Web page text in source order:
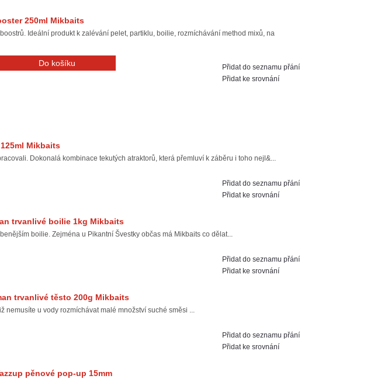
250ml Mikbaits
Ideální produkt k zalévání pelet, partiklu, boilie, rozmíchávání method mixů, na
Přidat do seznamu přání
Přidat ke srovnání
Mikbaits
Dokonalá kombinace tekutých atraktorů, která přemluví k záběru i toho nejl&...
Přidat do seznamu přání
Přidat ke srovnání
trvanlivé boilie 1kg Mikbaits
boilie. Zejména u Pikantní Švestky občas má Mikbaits co dělat...
Přidat do seznamu přání
Přidat ke srovnání
trvanlivé těsto 200g Mikbaits
nemusíte u vody rozmíchávat malé množství suché směsi ...
Přidat do seznamu přání
Přidat ke srovnání
pěnové pop-up 15mm